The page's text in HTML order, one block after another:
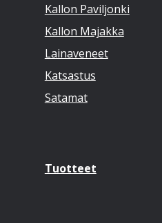
Kallon Paviljonki
Kallon Majakka
Lainaveneet
Katsastus
Satamat
Tuotteet